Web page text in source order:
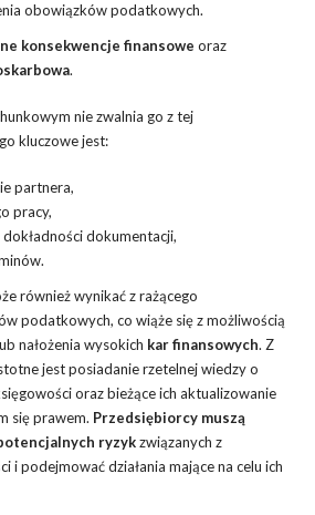
obowiązków podatkowych.
konsekwencje finansowe oraz
.
nie zwalnia go z tej
kluczowe jest:
partnera,
pracy,
dokumentacji,
również wynikać z rażącego
podatkowych, co wiąże się z możliwością
nałożenia wysokich kar finansowych. Z
jest posiadanie rzetelnej wiedzy o
oraz bieżące ich aktualizowanie
się prawem. Przedsiębiorcy muszą
ryzykzwiązanych z
i podejmować działania mające na celu ich